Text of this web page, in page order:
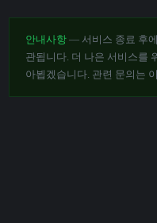
안내사항 — 서비스 종료 후
관됩니다. 더 나은 서비스를
아뵙겠습니다. 관련 문의는